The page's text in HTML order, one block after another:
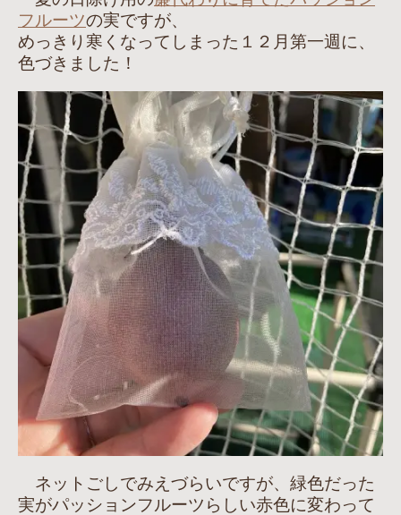
フルーツの実ですが、
めっきり寒くなってしまった１２月第一週に、
色づきました！
ネットごしでみえづらいですが、緑色だった
実がパッションフルーツらしい赤色に変わって